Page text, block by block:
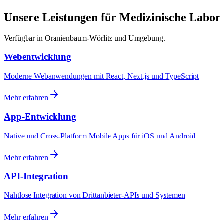
Unsere Leistungen für Medizinische
Verfügbar in Oranienbaum-Wörlitz und Umgebung.
Webentwicklung
Moderne Webanwendungen mit React, Next.js und TypeScript
Mehr erfahren
App-Entwicklung
Native und Cross-Platform Mobile Apps für iOS und Android
Mehr erfahren
API-Integration
Nahtlose Integration von Drittanbieter-APIs und Systemen
Mehr erfahren